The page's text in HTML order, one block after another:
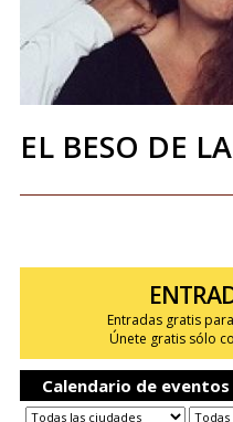
EL BESO DE
Entradas gratis
Únete gratis sólo
Calendario de eventos